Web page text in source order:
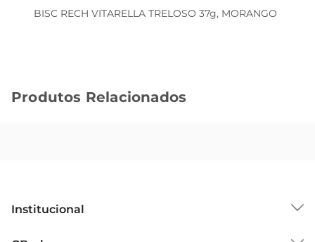
BISC RECH VITARELLA TRELOSO 37g, MORANGO
Produtos Relacionados
Institucional